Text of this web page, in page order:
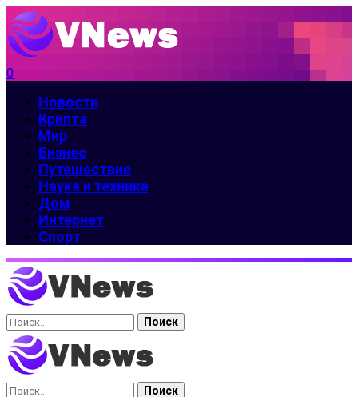
0
Новости
Крипта
Мир
Бизнес
Путешествие
Наука и техника
Дом
Интернет
Спорт
Найти:
Найти: